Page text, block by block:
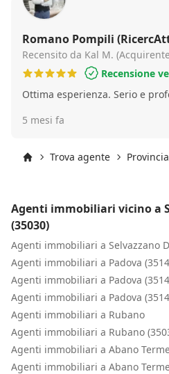
Romano Pompili
Recensito da Kal M.
Recensione
Ottima esperienza. Serio e
5 mesi fa
Trova agente
Agenti immobiliari vicino a
(35030)
Agenti immobiliari a Selvazzano
Agenti immobiliari a Padova
Agenti immobiliari a Padova
Agenti immobiliari a Padova
Agenti immobiliari a Rubano
Agenti immobiliari a Rubano
Agenti immobiliari a Abano
Agenti immobiliari a Abano